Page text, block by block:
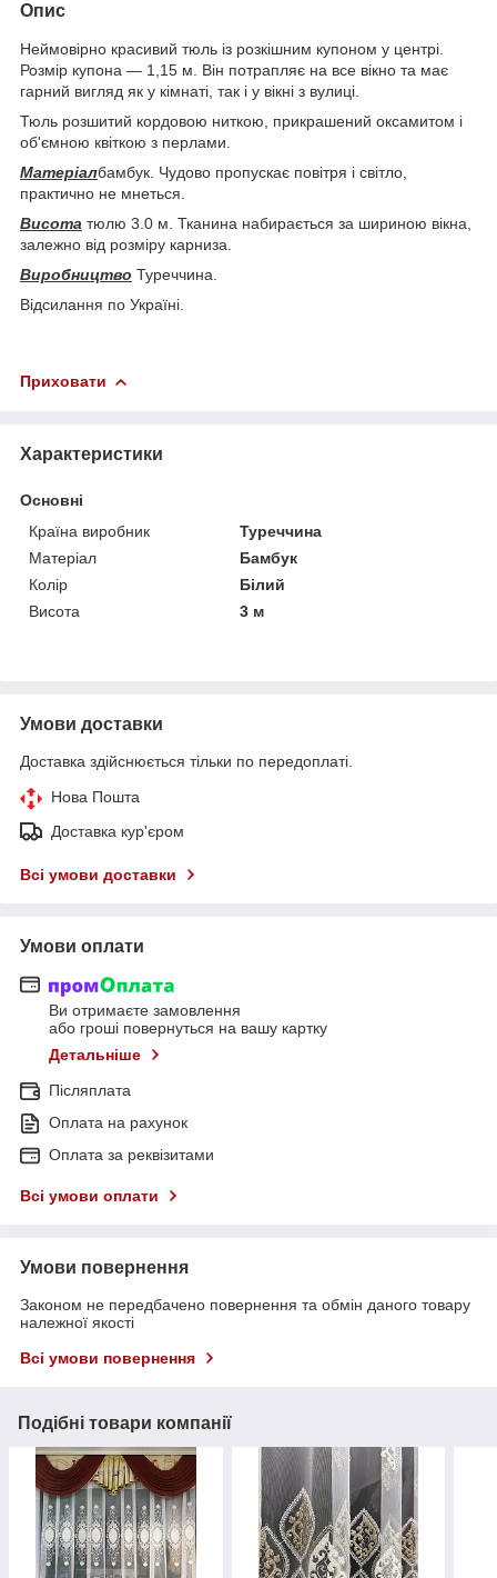
Опис
Неймовірно красивий тюль із розкішним купоном у центрі.
Розмір купона — 1,15 м. Він потрапляє на все вікно та має
гарний вигляд як у кімнаті, так і у вікні з вулиці.
Тюль розшитий кордовою ниткою, прикрашений оксамитом і
об'ємною квіткою з перлами.
Матеріалбамбук. Чудово пропускає повітря і світло,
практично не мнеться.
Висота тюлю 3.0 м. Тканина набирається за шириною вікна,
залежно від розміру карниза.
Виробництво Туреччина.
Відсилання по Україні.
Приховати
Характеристики
Основні
Країна виробник
Туреччина
Матеріал
Бамбук
Колір
Білий
Висота
3 м
Умови доставки
Доставка здійснюється тільки по передоплаті.
Нова Пошта
Доставка кур'єром
Всі умови доставки
Умови оплати
Ви отримаєте замовлення
або гроші повернуться на вашу картку
Детальніше
Післяплата
Оплата на рахунок
Оплата за реквізитами
Всі умови оплати
Умови повернення
Законом не передбачено повернення та обмін даного товару
належної якості
Всі умови повернення
Подібні товари компанії